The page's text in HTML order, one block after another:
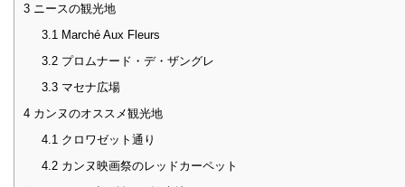
3 ニースの観光地
3.1 Marché Aux Fleurs
3.2プロムナード・デ・ザングレ
3.3マセナ広場
4 カンヌのオススメ観光地
4.1 クロワゼット通り
4.2カンヌ映画祭のレッドカーペット